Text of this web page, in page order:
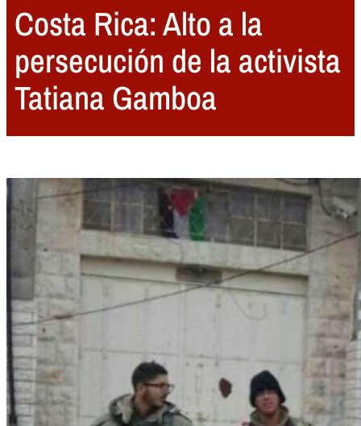
Costa Rica: Alto a la
persecución de la activista
Tatiana Gamboa